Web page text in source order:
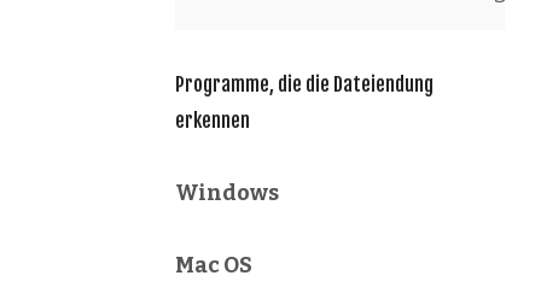
Programme, die die Dateiendung
erkennen
Windows
Mac OS